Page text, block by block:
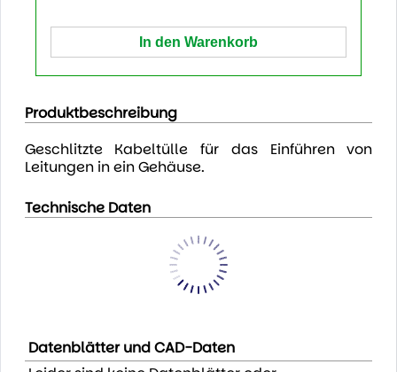
Produktbeschreibung
Geschlitzte Kabeltülle für das Einführen von
Leitungen in ein Gehäuse.
Technische Daten
Datenblätter und CAD-Daten